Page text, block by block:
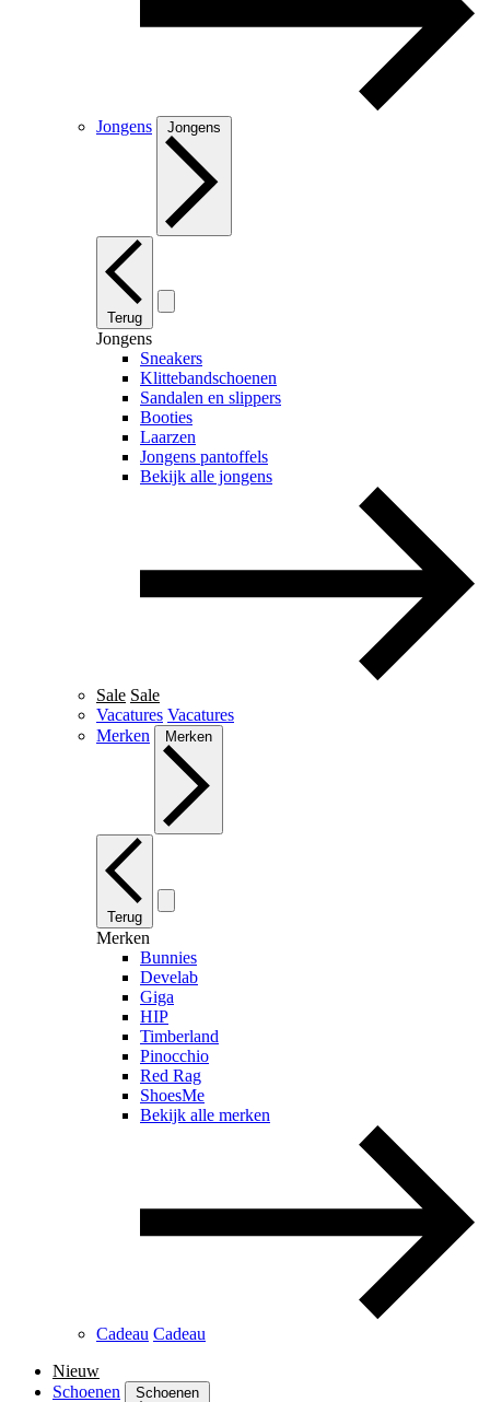
Jongens Jongens
Terug
Jongens
Sneakers
Klittebandschoenen
Sandalen en slippers
Booties
Laarzen
Jongens pantoffels
Bekijk alle jongens
Sale Sale
Vacatures Vacatures
Merken
Merken
Terug
Merken
Bunnies
Develab
Giga
HIP
Timberland
Pinocchio
Red Rag
ShoesMe
Bekijk alle merken
Cadeau Cadeau
Nieuw
Schoenen
Schoenen